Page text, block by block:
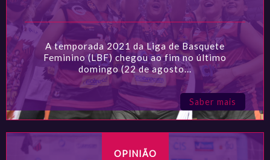
A temporada 2021 da Liga de Basquete
Feminino (LBF) chegou ao fim no último
domingo (22 de agosto...
Saber mais
OPINIÃO